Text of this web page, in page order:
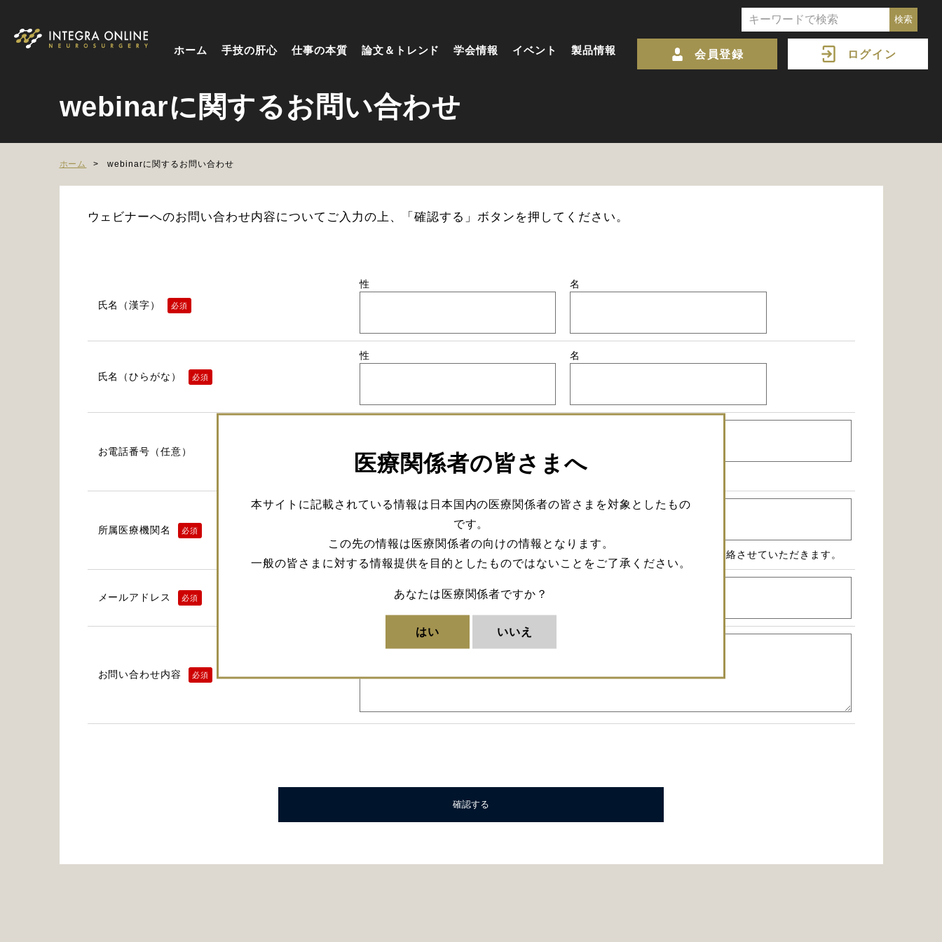
ホーム 手技の肝心 仕事の本質 論文＆トレンド 学会情報 イベント 製品情報 会員登録 ログイン
医療関係者の皆さまへ
本サイトに記載されている情報は日本国内の医療関係者の皆さまを対象としたもの
です。
この先の情報は医療関係者の向けの情報となります。
一般の皆さまに対する情報提供を目的としたものではないことをご了承ください。
あなたは医療関係者ですか？
はい いいえ
webinarに関するお問い合わせ
ホーム webinarに関するお問い合わせ
ウェビナーへのお問い合わせ内容についてご入力の上、「確認する」ボタンを押してください。
氏名（漢字） 必須
性 名
氏名（ひらがな） 必須
性 名
お電話番号（任意）
※こちらにお電話させていただきます。
所属医療機関名 必須
※お電話番号を入力いただいていない場合は、ご所属医療機関のお電話にご連絡させていただきます。
メールアドレス 必須
お問い合わせ内容 必須